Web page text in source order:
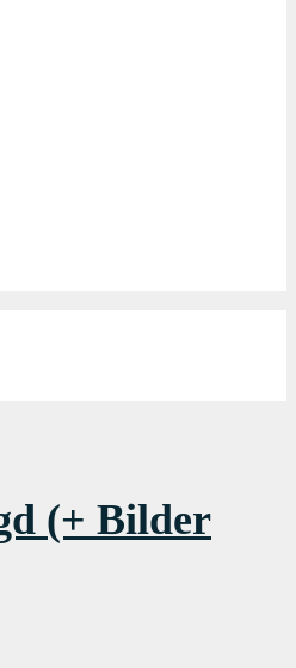
(+ Bilder